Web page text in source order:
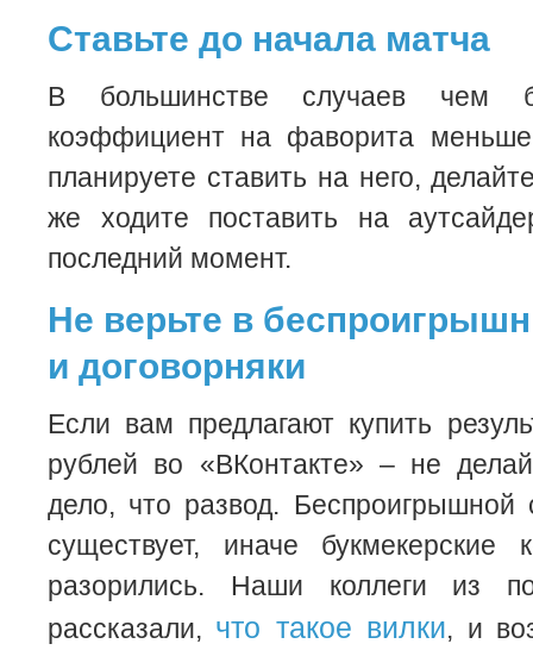
Ставьте до начала матча
В большинстве случаев чем
коэффициент на фаворита
планируете ставить на него,
же ходите поставить на
последний момент.
Не верьте в
и договорняки
Если вам предлагают купить
рублей во «ВКонтакте» – не
дело, что развод. Беспроигрышной
существует, иначе
разорились. Наши коллеги из
рассказали, что такое вилки, и